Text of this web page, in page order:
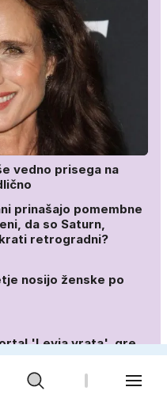
vedno prisega na
prinašajo pomembne
da so Saturn,
retrogradni?
nosijo ženske po
'Levja vrata', gre
dni v letu